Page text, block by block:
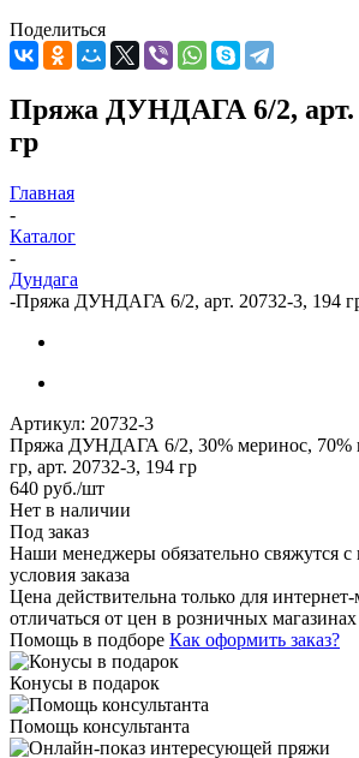
Поделиться
Пряжа ДУНДАГА 6/2, арт.
гр
Главная
-
Каталог
-
Дундага
-Пряжа ДУНДАГА 6/2, арт. 20732-3, 194
Артикул: 20732-3
Пряжа ДУНДАГА 6/2, 30% меринос, 70%
гр, арт. 20732-3, 194 гр
640 руб./шт
Нет в наличии
Под заказ
Наши менеджеры обязательно свяжутся с
условия заказа
Цена действительна только для
отличаться от цен в розничных магазинах
Помощь в подборе Как оформить заказ?
Конусы в подарок
Помощь консультанта